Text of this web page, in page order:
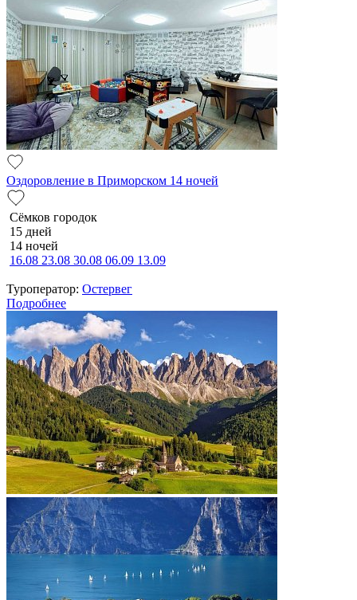
Оздоровление в Приморском 14 ночей
Сёмков городок
15 дней
14 ночей
16.08 23.08 30.08 06.09 13.09
Туроператор: Остервег
Подробнее